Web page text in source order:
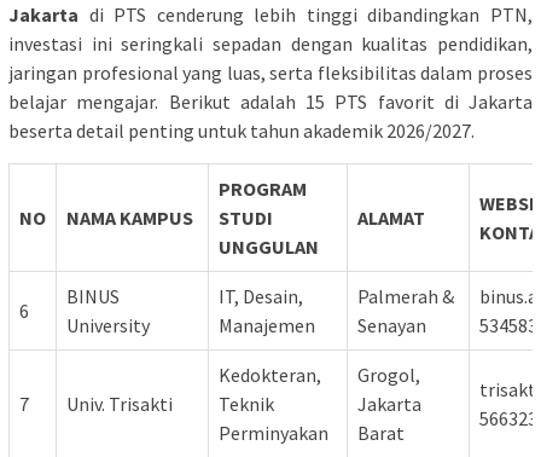
Jakarta di PTS cenderung lebih tinggi dibandingkan PTN,
investasi ini seringkali sepadan dengan kualitas pendidikan,
jaringan profesional yang luas, serta fleksibilitas dalam proses
belajar mengajar. Berikut adalah 15 PTS favorit di Jakarta
beserta detail penting untuk tahun akademik 2026/2027.
NO NAMA KAMPUS
PROGRAM
STUDI
UNGGULAN
ALAMAT
6
BINUS
University
IT, Desain,
Manajemen
Palmerah &
Senayan
7 Univ. Trisakti
Kedokteran,
Teknik
Perminyakan
Grogol,
Jakarta
Barat